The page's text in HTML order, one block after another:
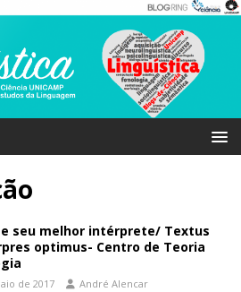
de ferramentas
seu melhor intérprete/ Textus
optimus- Centro de Teoria
de 2017 André Alencar